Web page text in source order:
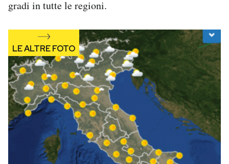
Newsletter
Regala il Post
Hai bisogno di aiuto?
Esci
gradi in tutte le regioni.